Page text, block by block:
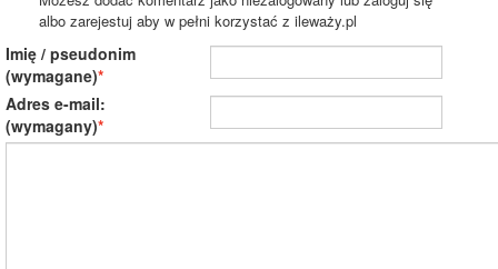
albo zarejestuj aby w pełni korzystać z ileważy.pl
Imię / pseudonim
(wymagane)
Adres e-mail:
(wymagany)